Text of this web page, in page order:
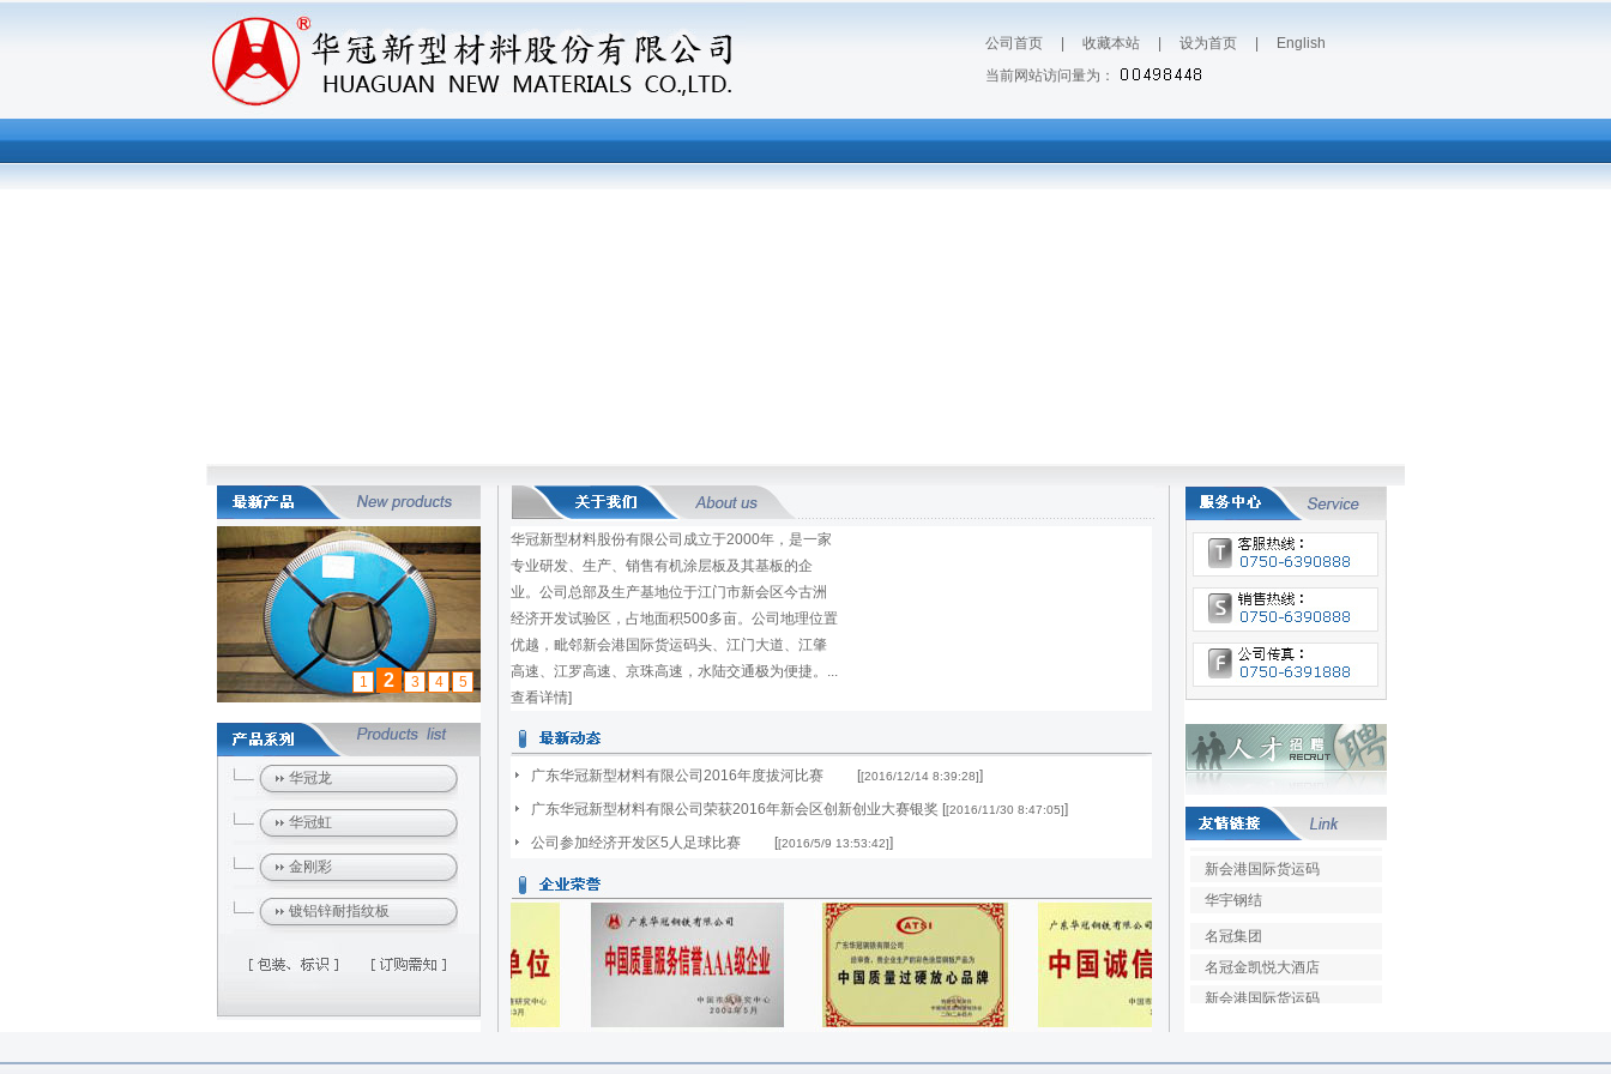
公司首页 收藏本站 设为首页
English
当前网站访问量为：
1 2 3 4 5
华冠龙
华冠虹
金刚彩
镀铝锌耐指纹板
华冠新型材料股份有限公司成立于2000年，是一家
专业研发、生产、销售有机涂层板及其基板的企
业。公司总部及生产基地位于江门市新会区今古洲
经济开发试验区，占地面积500多亩。公司地理位置
优越，毗邻新会港国际货运码头、江门大道、江肇
高速、江罗高速、京珠高速，水陆交通极为便捷。...
查看详情]
广东华冠新型材料有限公司2016年度拔河比赛 [[2016/12/14 8:39:28]]
广东华冠新型材料有限公司荣获2016年新会区创新创业大赛银奖 [[2016/11/30 8:47:05]]
公司参加经济开发区5人足球比赛
[[2016/5/9 13:53:42]]
名冠金凯悦大酒店
新会港国际货运码
华宇钢结
名冠集团
名冠金凯悦大酒店
新会港国际货运码